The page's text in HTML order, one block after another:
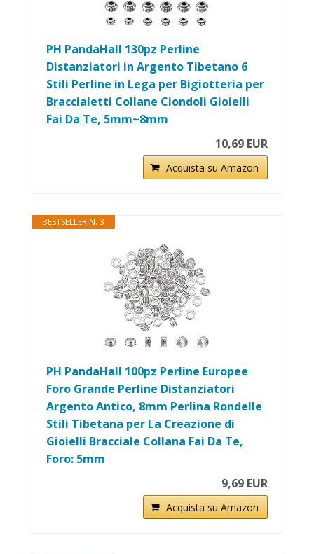
PH PandaHall 130pz Perline
Distanziatori in Argento Tibetano 6
Stili Perline in Lega per Bigiotteria per
Braccialetti Collane Ciondoli Gioielli
Fai Da Te, 5mm~8mm
10,69 EUR
Acquista su Amazon
BESTSELLER N. 3
PH PandaHall 100pz Perline Europee
Foro Grande Perline Distanziatori
Argento Antico, 8mm Perlina Rondelle
Stili Tibetana per La Creazione di
Gioielli Bracciale Collana Fai Da Te,
Foro: 5mm
9,69 EUR
Acquista su Amazon